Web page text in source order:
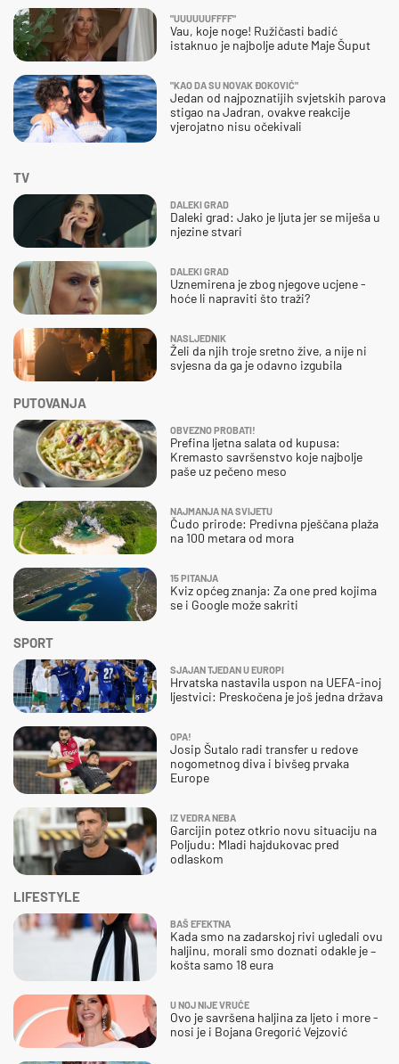
"UUUUUUFFFF"
Vau, koje noge! Ružičasti badić
istaknuo je najbolje adute Maje Šuput
"KAO DA SU NOVAK ĐOKOVIĆ"
Jedan od najpoznatijih svjetskih parova
stigao na Jadran, ovakve reakcije
vjerojatno nisu očekivali
SPORT
SJAJAN TJEDAN U EUROPI
Hrvatska nastavila uspon na UEFA-inoj
ljestvici: Preskočena je još jedna država
OPA!
Josip Šutalo radi transfer u redove
nogometnog diva i bivšeg prvaka
Europe
IZ VEDRA NEBA
Garcijin potez otkrio novu situaciju na
Poljudu: Mladi hajdukovac pred
odlaskom
TV
DALEKI GRAD
Daleki grad: Jako je ljuta jer se miješa u
njezine stvari
DALEKI GRAD
Uznemirena je zbog njegove ucjene -
hoće li napraviti što traži?
NASLJEDNIK
Želi da njih troje sretno žive, a nije ni
svjesna da ga je odavno izgubila
PUTOVANJA
OBVEZNO PROBATI!
Prefina ljetna salata od kupusa:
Kremasto savršenstvo koje najbolje
paše uz pečeno meso
NAJMANJA NA SVIJETU
Čudo prirode: Predivna pješčana plaža
na 100 metara od mora
15 PITANJA
Kviz općeg znanja: Za one pred kojima
se i Google može sakriti
LIFESTYLE
BAŠ EFEKTNA
Kada smo na zadarskoj rivi ugledali ovu
haljinu, morali smo doznati odakle je –
košta samo 18 eura
U NOJ NIJE VRUĆE
Ovo je savršena haljina za ljeto i more -
nosi je i Bojana Gregorić Vejzović